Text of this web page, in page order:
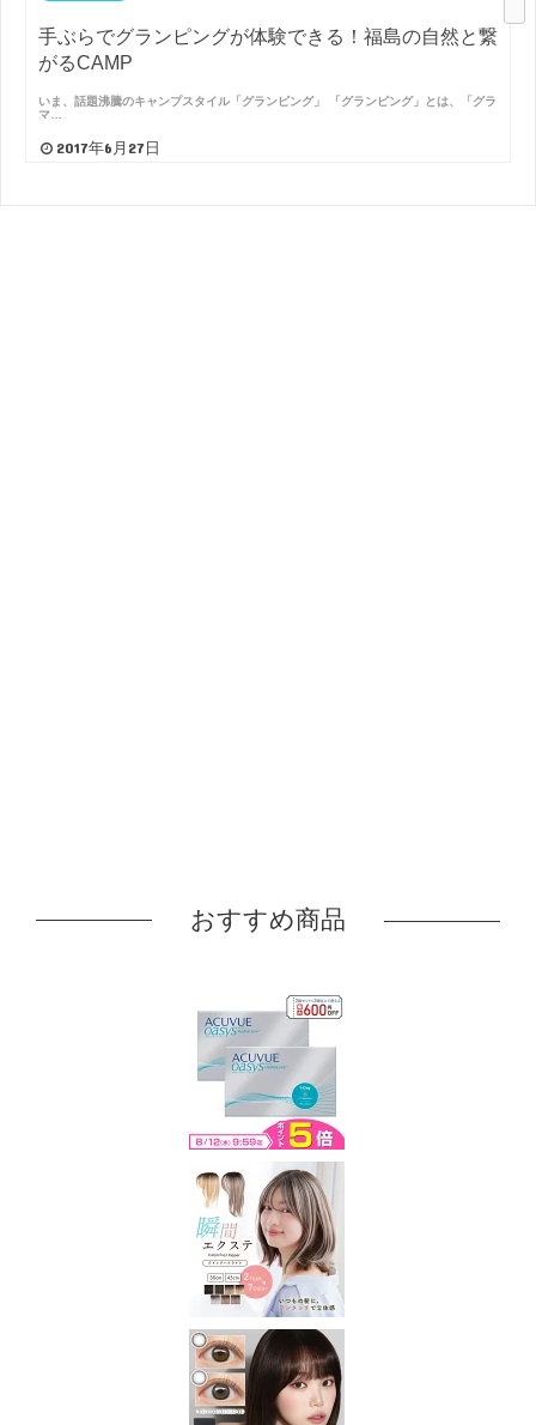
手ぶらでグランピングが体験できる！福島の自然と繋
がるCAMP
いま、話題沸騰のキャンプスタイル「グランピング」 「グランピング」とは、「グラ
マ…
2017年6月27日
おすすめ商品